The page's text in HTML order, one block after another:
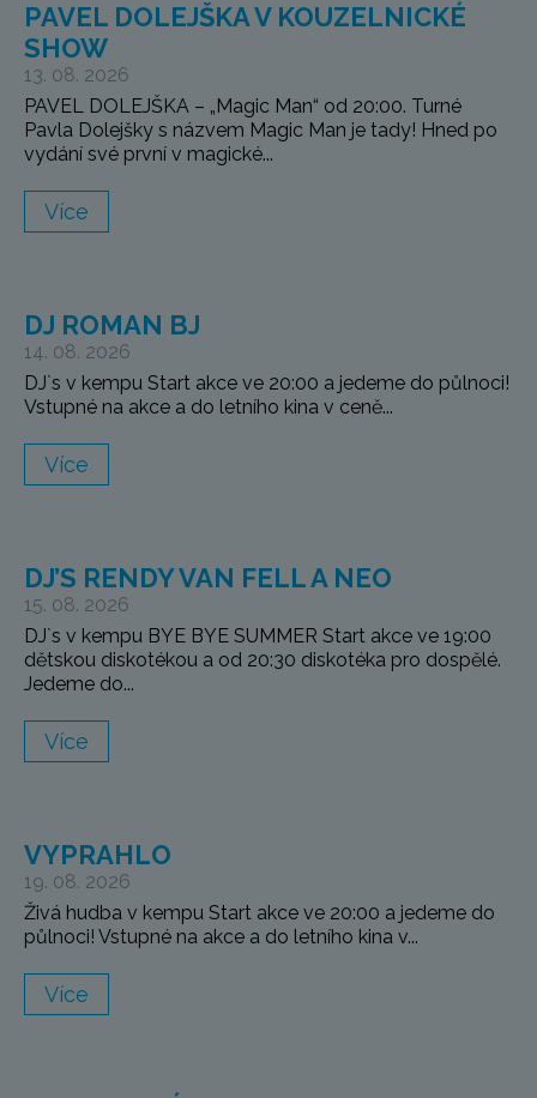
PAVEL DOLEJŠKA V KOUZELNICKÉ
SHOW
13. 08. 2026
PAVEL DOLEJŠKA – „Magic Man“ od 20:00. Turné
Pavla Dolejšky s názvem Magic Man je tady! Hned po
vydání své první v magické...
Více
DJ ROMAN BJ
14. 08. 2026
DJ`s v kempu Start akce ve 20:00 a jedeme do půlnoci!
Vstupné na akce a do letního kina v ceně...
Více
DJ’S RENDY VAN FELL A NEO
15. 08. 2026
DJ`s v kempu BYE BYE SUMMER Start akce ve 19:00
dětskou diskotékou a od 20:30 diskotéka pro dospělé.
Jedeme do...
Více
VYPRAHLO
19. 08. 2026
Živá hudba v kempu Start akce ve 20:00 a jedeme do
půlnoci! Vstupné na akce a do letního kina v...
Více